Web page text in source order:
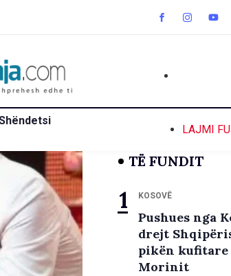
LAJMI
TË FUNDIT
KOSOVË
Pushues nga
drejt
pikën kufitare
Morinit